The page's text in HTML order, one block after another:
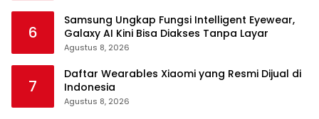
6
Samsung Ungkap Fungsi Intelligent Eyewear,
Galaxy AI Kini Bisa Diakses Tanpa Layar
Agustus 8, 2026
7
Daftar Wearables Xiaomi yang Resmi Dijual di
Indonesia
Agustus 8, 2026